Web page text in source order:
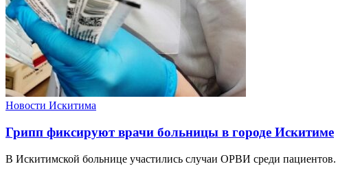
Новости Искитима
Грипп фиксируют врачи больницы в городе Искитиме
В Искитимской больнице участились случаи ОРВИ среди